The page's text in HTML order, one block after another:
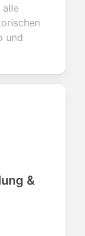
alle
und
&